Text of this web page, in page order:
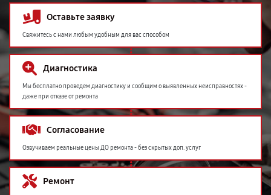
Оставьте заявку
Свяжитесь с нами любым удобным для вас способом
Диагностика
Мы бесплатно проведем диагностику и сообщим о выявленных неисправностях -
даже при отказе от ремонта
Согласование
Озвучиваем реальные цены ДО ремонта - без скрытых доп. услуг
Ремонт